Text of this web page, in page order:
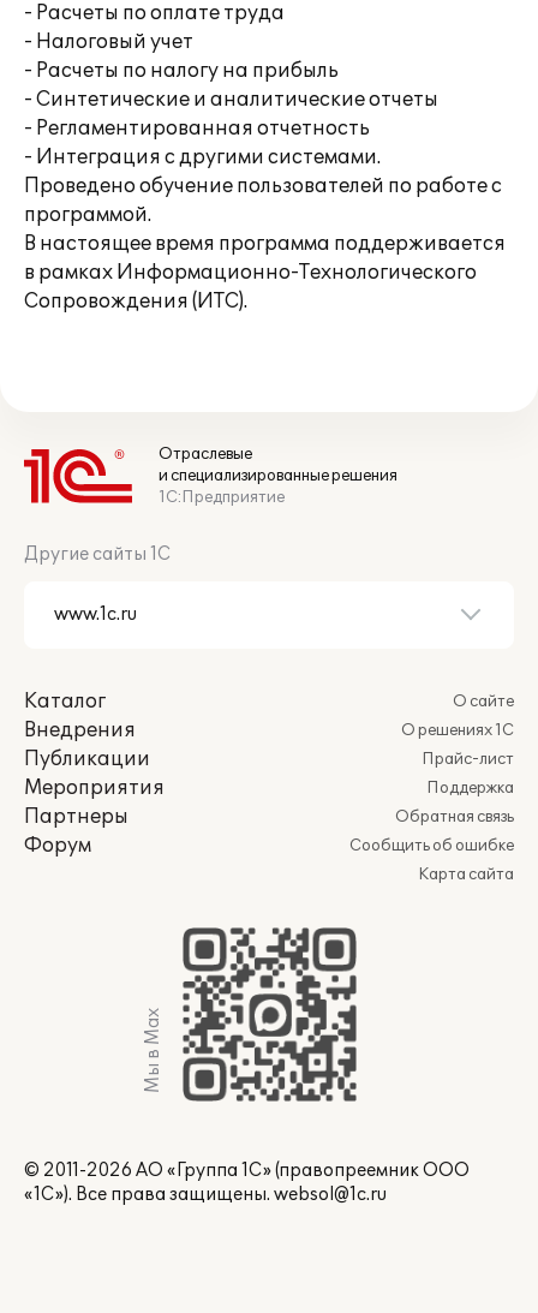
- Расчеты по оплате труда
- Налоговый учет
- Расчеты по налогу на прибыль
- Синтетические и аналитические отчеты
- Регламентированная отчетность
- Интеграция с другими системами.
Проведено обучение пользователей по работе с
программой.
В настоящее время программа поддерживается
в рамках Информационно-Технологического
Сопровождения (ИТС).
Отраслевые
и специализированные решения
1С:Предприятие
Другие сайты 1С
Каталог
Внедрения
Публикации
Мероприятия
Партнеры
Форум
О сайте
О решениях 1С
Прайс-лист
Поддержка
Обратная связь
Сообщить об ошибке
Карта сайта
Мы в Max
© 2011-2026 АО «Группа 1С» (правопреемник ООО
«1С»). Все права защищены. websol@1c.ru